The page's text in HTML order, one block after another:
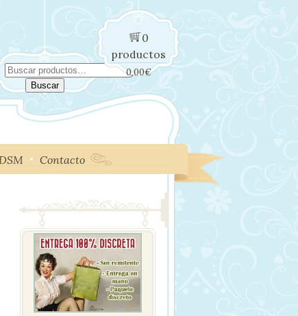
Buscar
por:
Buscar
0
productos
0,00€
Contacto